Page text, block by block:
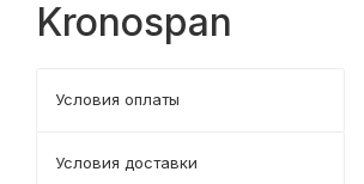
Kronospan
Условия оплаты
Условия доставки